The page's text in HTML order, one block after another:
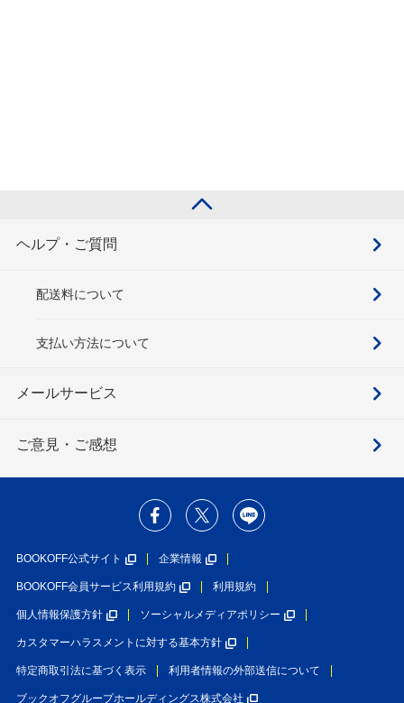
ヘルプ・ご質問
配送料について
支払い方法について
メールサービス
ご意見・ご感想
BOOKOFF公式サイト 企業情報
BOOKOFF会員サービス利用規約 利用規約
個人情報保護方針 ソーシャルメディアポリシー
カスタマーハラスメントに対する基本方針
特定商取引法に基づく表示 利用者情報の外部送信について
ブックオフグループホールディングス株式会社